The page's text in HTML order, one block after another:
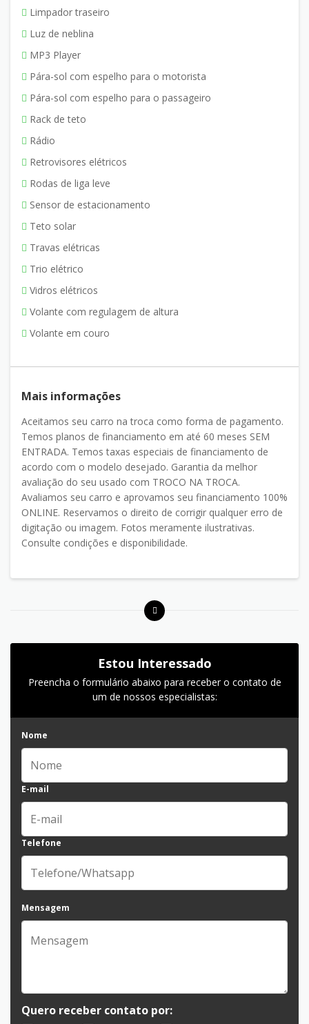
Limpador traseiro
Luz de neblina
MP3 Player
Pára-sol com espelho para o motorista
Pára-sol com espelho para o passageiro
Rack de teto
Rádio
Retrovisores elétricos
Rodas de liga leve
Sensor de estacionamento
Teto solar
Travas elétricas
Trio elétrico
Vidros elétricos
Volante com regulagem de altura
Volante em couro
Mais informações
Aceitamos seu carro na troca como forma de pagamento.
Temos planos de financiamento em até 60 meses SEM
ENTRADA. Temos taxas especiais de financiamento de
acordo com o modelo desejado. Garantia da melhor
avaliação do seu usado com TROCO NA TROCA.
Avaliamos seu carro e aprovamos seu financiamento 100%
ONLINE. Reservamos o direito de corrigir qualquer erro de
digitação ou imagem. Fotos meramente ilustrativas.
Consulte condições e disponibilidade.
Estou Interessado
Preencha o formulário abaixo para receber o contato de
um de nossos especialistas:
Nome
E-mail
Telefone
Mensagem
Quero receber contato por: